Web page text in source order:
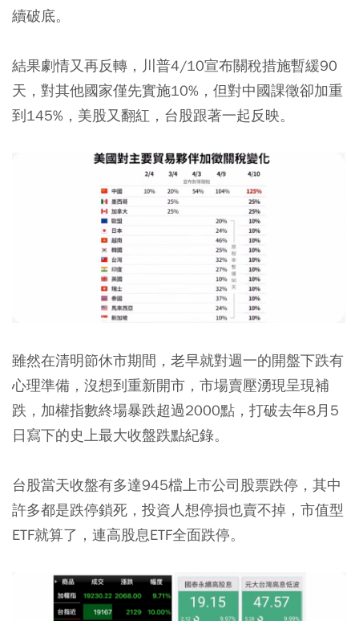
續破底。
結果劇情又再反轉，川普4/10宣布關稅措施暫緩90
天，對其他國家僅先實施10%，但對中國課徵卻加重
到145%，美股又翻紅，台股跟著一起反映。
雖然在清明節休市期間，老早就對週一的開盤下跌有
心理準備，沒想到重新開市，市場賣壓湧現呈現補
跌，加權指數終場暴跌超過2000點，打破去年8月5
日寫下的史上最大收盤跌點紀錄。
台股當天收盤有多達945檔上市公司股票跌停，其中
許多都是跌停鎖死，投資人想停損也賣不掉，市值型
ETF就算了，連高股息ETF全面跌停。